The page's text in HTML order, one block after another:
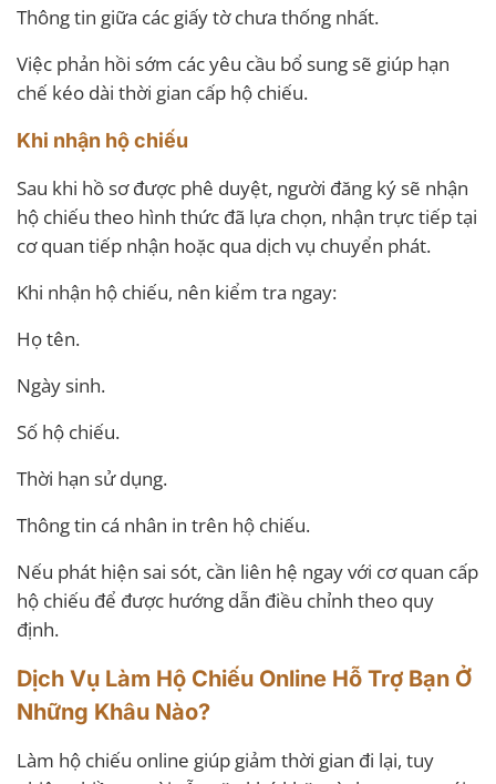
Thông tin giữa các giấy tờ chưa thống nhất.
Việc phản hồi sớm các yêu cầu bổ sung sẽ giúp hạn
chế kéo dài thời gian cấp hộ chiếu.
Khi nhận hộ chiếu
Sau khi hồ sơ được phê duyệt, người đăng ký sẽ nhận
hộ chiếu theo hình thức đã lựa chọn, nhận trực tiếp tại
cơ quan tiếp nhận hoặc qua dịch vụ chuyển phát.
Khi nhận hộ chiếu, nên kiểm tra ngay:
Họ tên.
Ngày sinh.
Số hộ chiếu.
Thời hạn sử dụng.
Thông tin cá nhân in trên hộ chiếu.
Nếu phát hiện sai sót, cần liên hệ ngay với cơ quan cấp
hộ chiếu để được hướng dẫn điều chỉnh theo quy
định.
Dịch Vụ Làm Hộ Chiếu Online Hỗ Trợ Bạn Ở
Những Khâu Nào?
Làm hộ chiếu online giúp giảm thời gian đi lại, tuy